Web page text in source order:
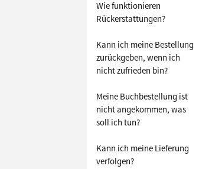
Wie funktionieren
Rückerstattungen?
Kann ich meine Bestellung
zurückgeben, wenn ich
nicht zufrieden bin?
Meine Buchbestellung ist
nicht angekommen, was
soll ich tun?
Kann ich meine Lieferung
verfolgen?